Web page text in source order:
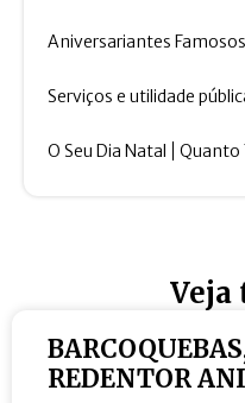
Aniversariantes Famosos
Serviços e utilidade
O Seu Dia Natal Quanto
Veja
REDENTOR